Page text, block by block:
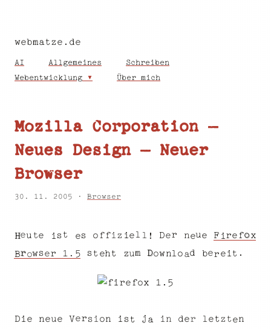
webmatze.de
AI Allgemeines Schreiben
Webentwicklung Über mich
Mozilla Corporation –
Neues Design – Neuer
Browser
30. 11. 2005 · Browser
Heu te is t es o ffi z ie l l ! Der neue F ire fox
Browser 1 . 5 st eht zum Dow nl o ad ber e i t .
D i e neue V ers i on i s t j a i n der l etz t en